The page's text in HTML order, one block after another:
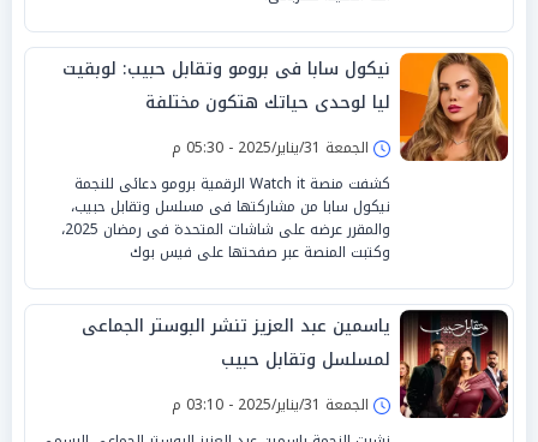
نيكول سابا فى برومو وتقابل حبيب: لوبقيت
ليا لوحدى حياتك هتكون مختلفة
الجمعة 31/يناير/2025 - 05:30 م
كشفت منصة Watch it الرقمية برومو دعائى للنجمة
نيكول سابا من مشاركتها فى مسلسل وتقابل حبيب،
والمقرر عرضه على شاشات المتحدة فى رمضان 2025،
وكتبت المنصة عبر صفحتها على فيس بوك
ياسمين عبد العزيز تنشر البوستر الجماعى
لمسلسل وتقابل حبيب
الجمعة 31/يناير/2025 - 03:10 م